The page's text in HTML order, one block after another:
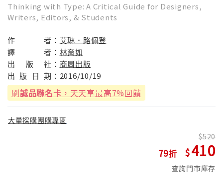
Thinking with Type: A Critical Guide for Designers,
Writers, Editors, & Students
作 者： 艾琳．路佩登
譯
者： 林育如
出
版 社： 商周出版
出 版 日 期： 2016/10/19
刷誠品聯名卡 ，天天享最高7%回饋
大量採購團購專區
79
520
410
查詢門市庫存